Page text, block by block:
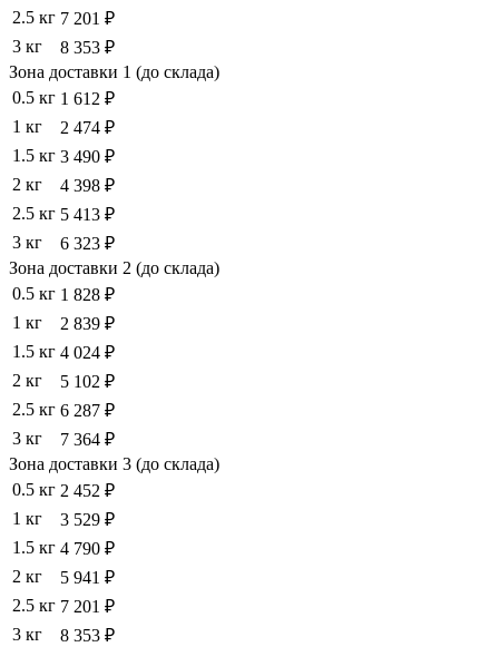
2.5 кг 7 201 ₽
3 кг
8 353 ₽
Зона доставки 1 (до склада)
0.5 кг 1 612 ₽
1 кг
2 474 ₽
1.5 кг 3 490 ₽
2 кг
4 398 ₽
2.5 кг 5 413 ₽
3 кг
6 323 ₽
Зона доставки 2 (до склада)
0.5 кг 1 828 ₽
1 кг
2 839 ₽
1.5 кг 4 024 ₽
2 кг
5 102 ₽
2.5 кг 6 287 ₽
3 кг
7 364 ₽
Зона доставки 3 (до склада)
0.5 кг 2 452 ₽
1 кг
3 529 ₽
1.5 кг 4 790 ₽
2 кг
5 941 ₽
2.5 кг 7 201 ₽
3 кг
8 353 ₽